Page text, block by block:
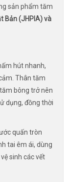
sản phẩm tăm
Bản (JHPIA) và
hút nhanh,
Thân tăm
bông trở nên
dụng, đồng thời
quấn tròn
tai êm ái, dùng
sinh các vết